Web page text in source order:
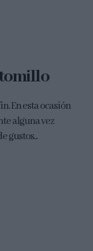
En esta ocasión
alguna vez
gustos...